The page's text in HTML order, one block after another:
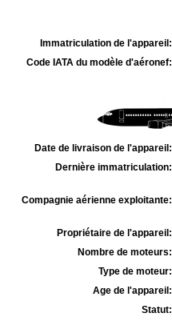
Immatriculation de l'appareil:
Code IATA du modèle d'aéronef:
Date de livraison de l'appareil:
Dernière immatriculation:
Compagnie aérienne exploitante:
Propriétaire de l'appareil:
Nombre de moteurs:
Type de moteur:
Age de l'appareil:
Statut: